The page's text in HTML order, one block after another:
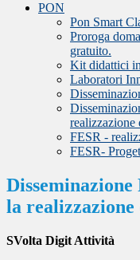
PON
Pon Smart
Proroga
gratuito.
Kit didattici
Laboratori
FESR -
FESR-
la
SVolta Digit Attività